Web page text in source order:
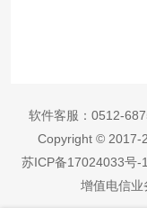
软件客服： 0512-
Copyright © 2017-
苏ICP备17024033号-1
增值电信